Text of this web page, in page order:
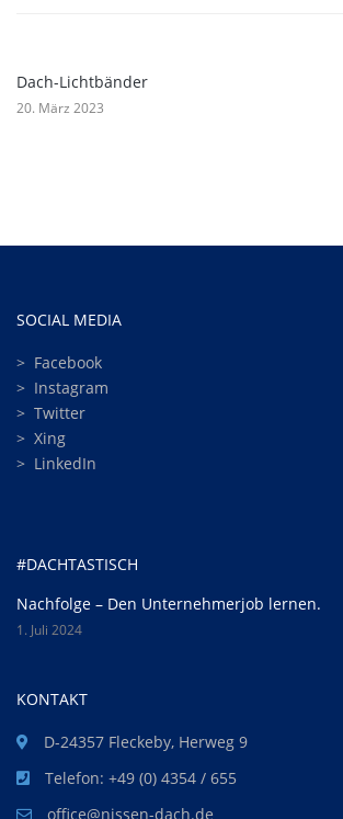
Dach-Lichtbänder
20. März 2023
SOCIAL MEDIA
> Facebook
> Instagram
> Twitter
> Xing
> LinkedIn
#DACHTASTISCH
Nachfolge – Den Unternehmerjob lernen.
1. Juli 2024
KONTAKT
D-24357 Fleckeby, Herweg 9
Telefon: +49 (0) 4354 / 655
office@nissen-dach.de